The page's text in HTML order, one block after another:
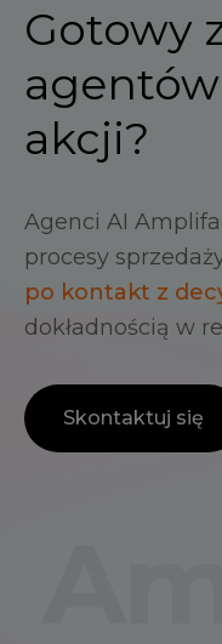
Gotowy
akcji?
Agenci AI
procesy
po kontakt z
dokładnością w
Skontaktuj się